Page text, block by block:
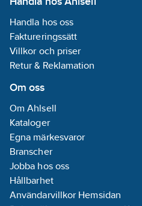
Handla hos oss
Faktureringssätt
Villkor och priser
Retur & Reklamation
Om oss
Om Ahlsell
Kataloger
Egna märkesvaror
Branscher
Jobba hos oss
Hållbarhet
Användarvillkor Hemsidan